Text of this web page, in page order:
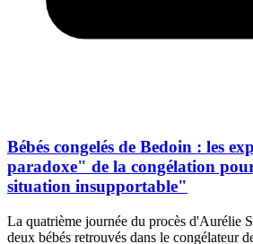
Bébés congelés de Bedoin : les
paradoxe" de la congélation
situation insupportable"
La quatrième journée du procès d'Aurélie
deux bébés retrouvés dans le congélateur